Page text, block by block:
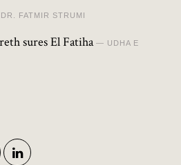
DR. FATMIR STRUMI
sures El Fatiha UDHA E